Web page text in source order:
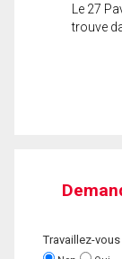
Le 27
trouve
Travaillez-